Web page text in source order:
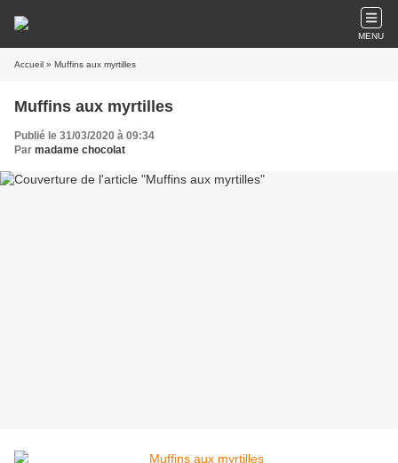
MENU
Accueil » Muffins aux myrtilles
Muffins aux myrtilles
Publié le 31/03/2020 à 09:34
Par madame chocolat